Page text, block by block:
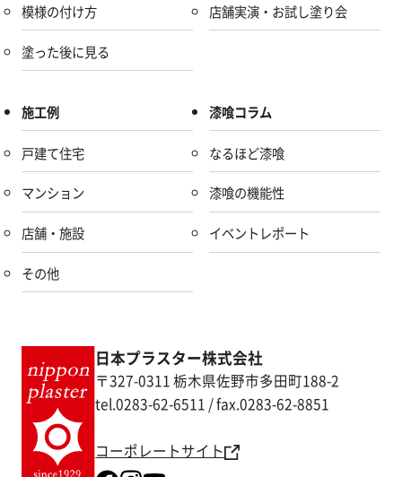
模様の付け方
塗った後に見る
店舗実演・お試し塗り会
施工例
戸建て住宅
マンション
店舗・施設
その他
漆喰コラム
なるほど漆喰
漆喰の機能性
イベントレポート
日本プラスター株式会社
〒327-0311 栃木県佐野市多田町188-2
tel.0283-62-6511 / fax.0283-62-8851
コーポレートサイト